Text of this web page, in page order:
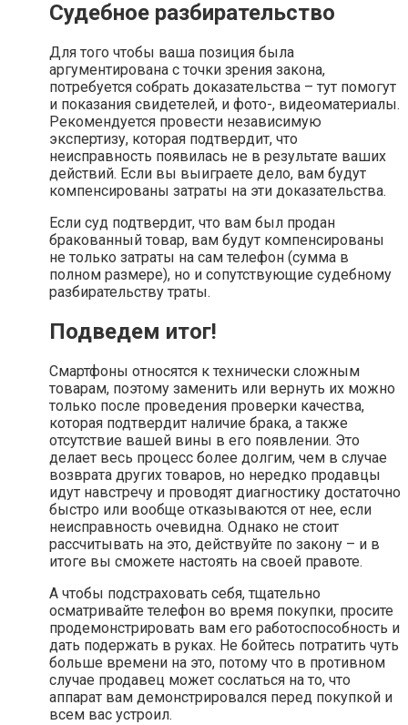
Судебное разбирательство
Для того чтобы ваша позиция была
аргументирована с точки зрения закона,
потребуется собрать доказательства – тут помогут
и показания свидетелей, и фото-, видеоматериалы.
Рекомендуется провести независимую
экспертизу, которая подтвердит, что
неисправность появилась не в результате ваших
действий. Если вы выиграете дело, вам будут
компенсированы затраты на эти доказательства.
Если суд подтвердит, что вам был продан
бракованный товар, вам будут компенсированы
не только затраты на сам телефон (сумма в
полном размере), но и сопутствующие судебному
разбирательству траты.
Подведем итог!
Смартфоны относятся к технически сложным
товарам, поэтому заменить или вернуть их можно
только после проведения проверки качества,
которая подтвердит наличие брака, а также
отсутствие вашей вины в его появлении. Это
делает весь процесс более долгим, чем в случае
возврата других товаров, но нередко продавцы
идут навстречу и проводят диагностику достаточно
быстро или вообще отказываются от нее, если
неисправность очевидна. Однако не стоит
рассчитывать на это, действуйте по закону – и в
итоге вы сможете настоять на своей правоте.
А чтобы подстраховать себя, тщательно
осматривайте телефон во время покупки, просите
продемонстрировать вам его работоспособность и
дать подержать в руках. Не бойтесь потратить чуть
больше времени на это, потому что в противном
случае продавец может сослаться на то, что
аппарат вам демонстрировался перед покупкой и
всем вас устроил.